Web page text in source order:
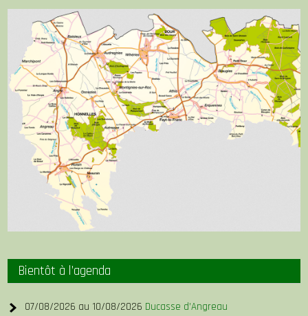
Bientôt à l’agenda
07/08/2026 au 10/08/2026 Ducasse d’Angreau